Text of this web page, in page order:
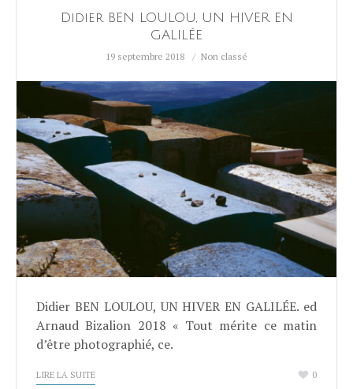
Didier BEN LOULOU, UN HIVER EN
GALILÉE
19 septembre 2018 Non classé
Didier BEN LOULOU, UN HIVER EN GALILÉE. ed
Arnaud Bizalion 2018 « Tout mérite ce matin
d’être photographié, ce.
LIRE LA SUITE 0